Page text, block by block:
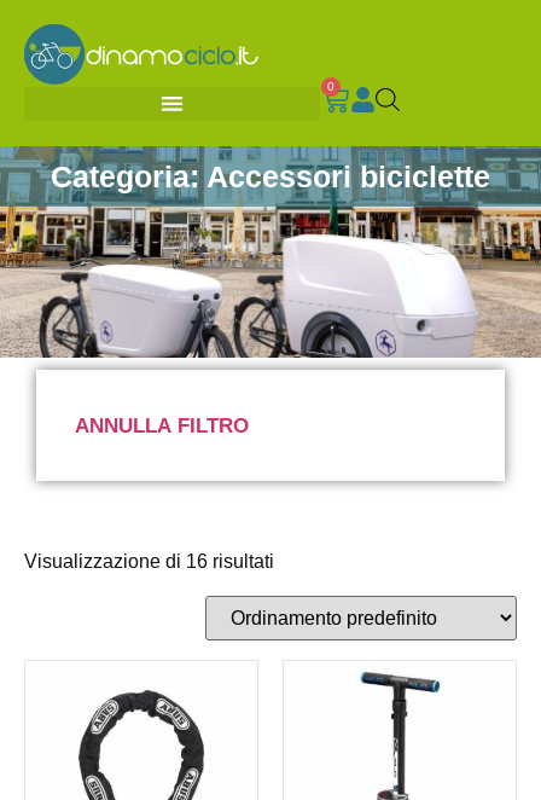
0
Categoria: Accessori biciclette
ANNULLA FILTRO
Visualizzazione di 16 risultati